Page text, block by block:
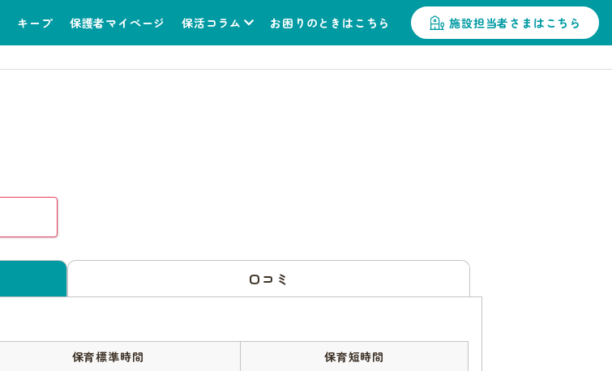
キープ 保護者マイページ 保活コラム お困りのときはこちら 施設担当者さまはこちら
口コミ
保育標準時間
保育短時間